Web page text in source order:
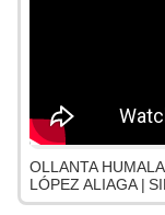
OLLANTA
LÓPEZ ALIAGA |